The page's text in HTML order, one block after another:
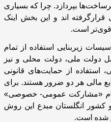
بپردازد. چرا که بسیاری
اند و این بخش اینک
قوی‌تر است.
زیربنایی استفاده از تمام
ملی، دولت محلی و نیز
از حمایت‌های قانونی
مالی هر دو ضرور هستند. برای
«مشارکت عمومی- خصوصی»
کشور انگلستان مبدع این روش
شده است.